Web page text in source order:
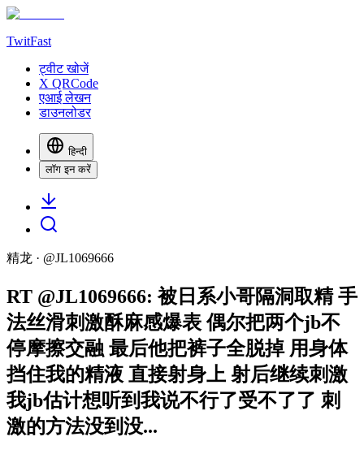
TwitFast
ट्वीट खोजें
X QRCode
एआई लेखन
डाउनलोडर
हिन्दी
लॉग इन करें
精龙 · @JL1069666
RT @JL1069666: 被日系小哥隔洞取精 手
法丝滑刺激酥麻感爆表 偶尔把两个jb不
停摩擦交融 最后他把裤子全脱掉 用身体
挡住我的精液 直接射身上 射后继续刺激
我jb估计想听到我说不行了受不了了 刺
激的方法没到没...